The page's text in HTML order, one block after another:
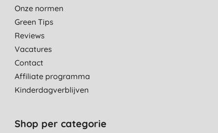
Onze normen
Green Tips
Reviews
Vacatures
Contact
Affiliate programma
Kinderdagverblijven
Shop per categorie